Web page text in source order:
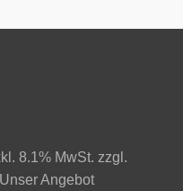
8.1% MwSt. zzgl.
Angebot